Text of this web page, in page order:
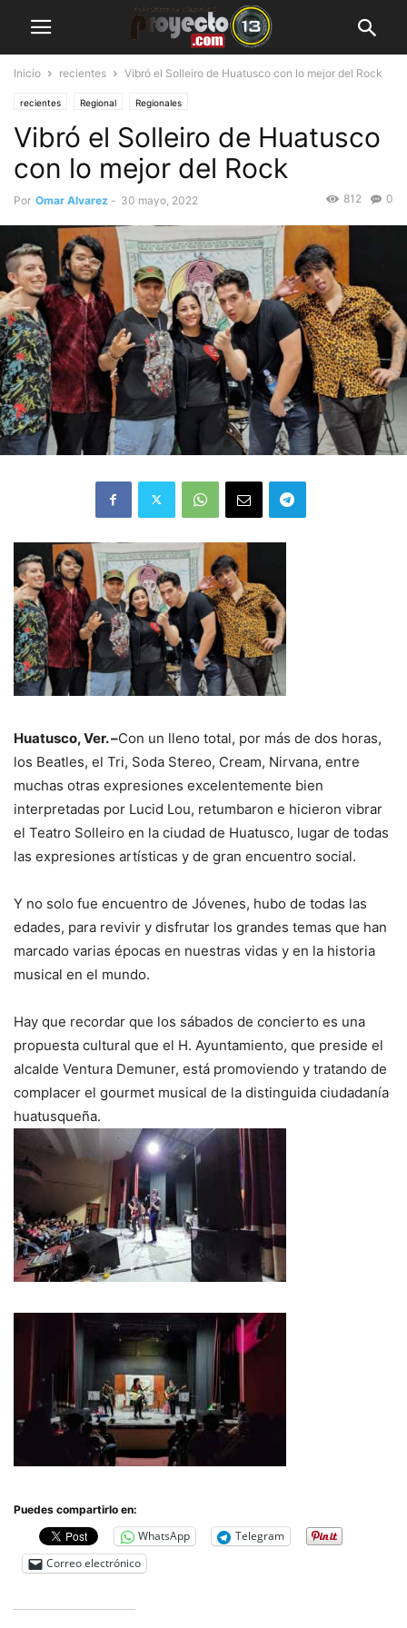
Inicio recientes Vibró el Solleiro de Huatusco con lo mejor del Rock
recientes Regional Regionales
Vibró el Solleiro de Huatusco
con lo mejor del Rock
Por Omar Alvarez - 30 mayo, 2022 0
812
Huatusco, Ver. –Con un lleno total, por más de dos horas,
los Beatles, el Tri, Soda Stereo, Cream, Nirvana, entre
muchas otras expresiones excelentemente bien
interpretadas por Lucid Lou, retumbaron e hicieron vibrar
el Teatro Solleiro en la ciudad de Huatusco, lugar de todas
las expresiones artísticas y de gran encuentro social.
Y no solo fue encuentro de Jóvenes, hubo de todas las
edades, para revivir y disfrutar los grandes temas que han
marcado varias épocas en nuestras vidas y en la historia
musical en el mundo.
Hay que recordar que los sábados de concierto es una
propuesta cultural que el H. Ayuntamiento, que preside el
alcalde Ventura Demuner, está promoviendo y tratando de
complacer el gourmet musical de la distinguida ciudadanía
huatusqueña.
Puedes compartirlo en:
WhatsApp
Telegram
Correo electrónico